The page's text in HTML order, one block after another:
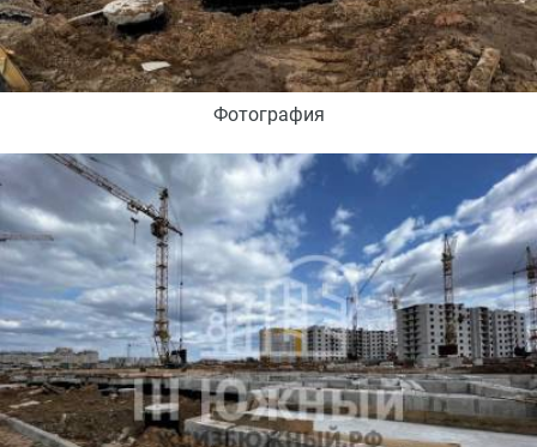
Фотография